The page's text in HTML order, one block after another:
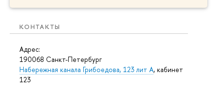
КОНТАКТЫ
Адрес:
190068 Санкт-Петербург
Набережная канала Грибоедова, 123 лит А, кабинет
123